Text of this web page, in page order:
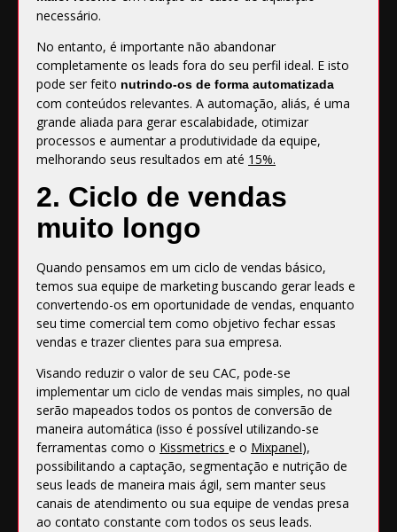
necessário.
No entanto, é importante não abandonar
completamente os leads fora do seu perfil ideal. E isto
pode ser feito nutrindo-os de forma automatizada
com conteúdos relevantes. A automação, aliás, é uma
grande aliada para gerar escalabidade, otimizar
processos e aumentar a produtividade da equipe,
melhorando seus resultados em até 15%.
2. Ciclo de vendas
muito longo
Quando pensamos em um ciclo de vendas básico,
temos sua equipe de marketing buscando gerar leads e
convertendo-os em oportunidade de vendas, enquanto
seu time comercial tem como objetivo fechar essas
vendas e trazer clientes para sua empresa.
Visando reduzir o valor de seu CAC, pode-se
implementar um ciclo de vendas mais simples, no qual
serão mapeados todos os pontos de conversão de
maneira automática (isso é possível utilizando-se
ferramentas como o Kissmetrics e o Mixpanel),
possibilitando a captação, segmentação e nutrição de
seus leads de maneira mais ágil, sem manter seus
canais de atendimento ou sua equipe de vendas presa
ao contato constante com todos os seus leads.